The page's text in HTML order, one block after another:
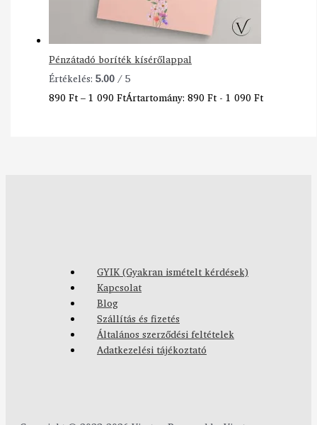
Pénzátadó boríték kísérőlappal
Értékelés:5.00/ 5
890Ft–1 090FtÁrtartomány: 890 Ft - 1 090 Ft
GYIK (Gyakran ismételt kérdések)
Kapcsolat
Blog
Szállítás és fizetés
Általános szerződési feltételek
Adatkezelési tájékoztató